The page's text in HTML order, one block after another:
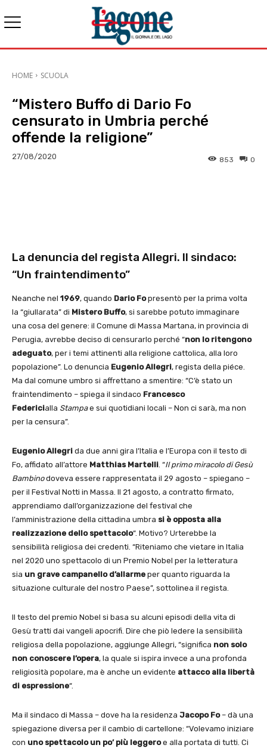
HOME SCUOLA
“Mistero Buffo di Dario Fo
censurato in Umbria perché
offende la religione”
27/08/2020 0
853
La denuncia del regista Allegri. Il sindaco:
“Un fraintendimento”
Neanche nel 1969, quando Dario Fopresentò per la prima volta
la “giullarata” di Mistero Buffo, si sarebbe potuto immaginare
una cosa del genere: il Comune di Massa Martana, in provincia di
Perugia, avrebbe deciso di censurarlo perché “non lo ritengono
adeguato, per i temi attinenti alla religione cattolica, alla loro
popolazione”. Lo denuncia Eugenio Allegri, regista della piéce.
Ma dal comune umbro si affrettano a smentire: “C’è stato un
fraintendimento – spiega il sindaco Francesco
Federicialla Stampae sui quotidiani locali – Non ci sarà, ma non
per la censura”.
Eugenio Allegri da due anni gira l’Italia e l’Europa con il testo di
Fo, affidato all’attore Matthias Martelli . “Il primo miracolo di Gesù
Bambinodoveva essere rappresentata il 29 agosto – spiegano –
per il Festival Notti in Massa. Il 21 agosto, a contratto firmato,
apprendiamo dall’organizzazione del festival che
l’amministrazione della cittadina umbra si è opposta alla
realizzazione dello spettacolo“. Motivo? Urterebbe la
sensibilità religiosa dei credenti. “Riteniamo che vietare in Italia
nel 2020 uno spettacolo di un Premio Nobel per la letteratura
sia un grave campanello d’allarme per quanto riguarda la
situazione culturale del nostro Paese”, sottolinea il regista.
Il testo del premio Nobel si basa su alcuni episodi della vita di
Gesù tratti dai vangeli apocrifi. Dire che piò ledere la sensibilità
religiosa della popolazione, aggiunge Allegri, “significa non solo
non conoscere l’opera, la quale si ispira invece a una profonda
religiosità popolare, ma è anche un evidente attacco alla libertà
di espressione“.
Ma il sindaco di Massa – dove ha la residenza Jacopo Fo– dà una
spiegazione diversa per il cambio di cartellone: “Volevamo iniziare
con uno spettacolo un po’ più leggeroe alla portata di tutti. Ci